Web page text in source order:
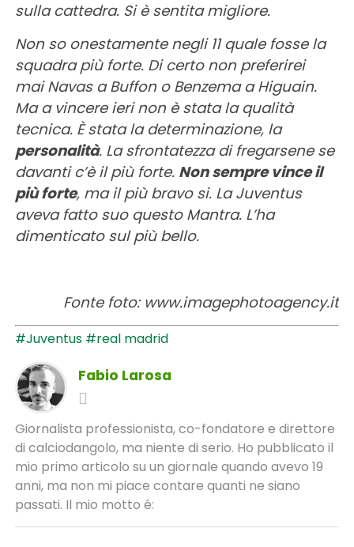
sulla cattedra. Si è sentita migliore.
Non so onestamente negli 11 quale fosse la
squadra più forte. Di certo non preferirei
mai Navas a Buffon o Benzema a Higuain.
Ma a vincere ieri non è stata la qualità
tecnica. È stata la determinazione, la
personalità. La sfrontatezza di fregarsene se
davanti c’è il più forte. Non sempre vince il
più forte, ma il più bravo si. La Juventus
aveva fatto suo questo Mantra. L’ha
dimenticato sul più bello.
Fonte foto: www.imagephotoagency.it
#Juventus #real madrid
Fabio Larosa
Giornalista professionista, co-fondatore e direttore
di calciodangolo, ma niente di serio. Ho pubblicato il
mio primo articolo su un giornale quando avevo 19
anni, ma non mi piace contare quanti ne siano
passati. Il mio motto é: